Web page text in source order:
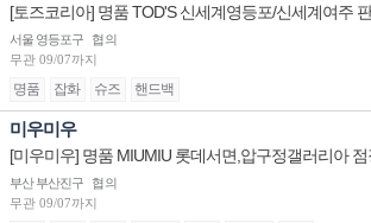
[토즈코리아] 명품 TOD'S 신세계영등포/신세계여주
서울 영등포구
협의
무관09/07까지
명품 잡화 슈즈 핸드백
미우미우
부산 부산진구
협의
무관09/07까지